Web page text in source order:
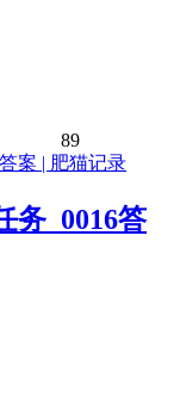
89
务_0016答